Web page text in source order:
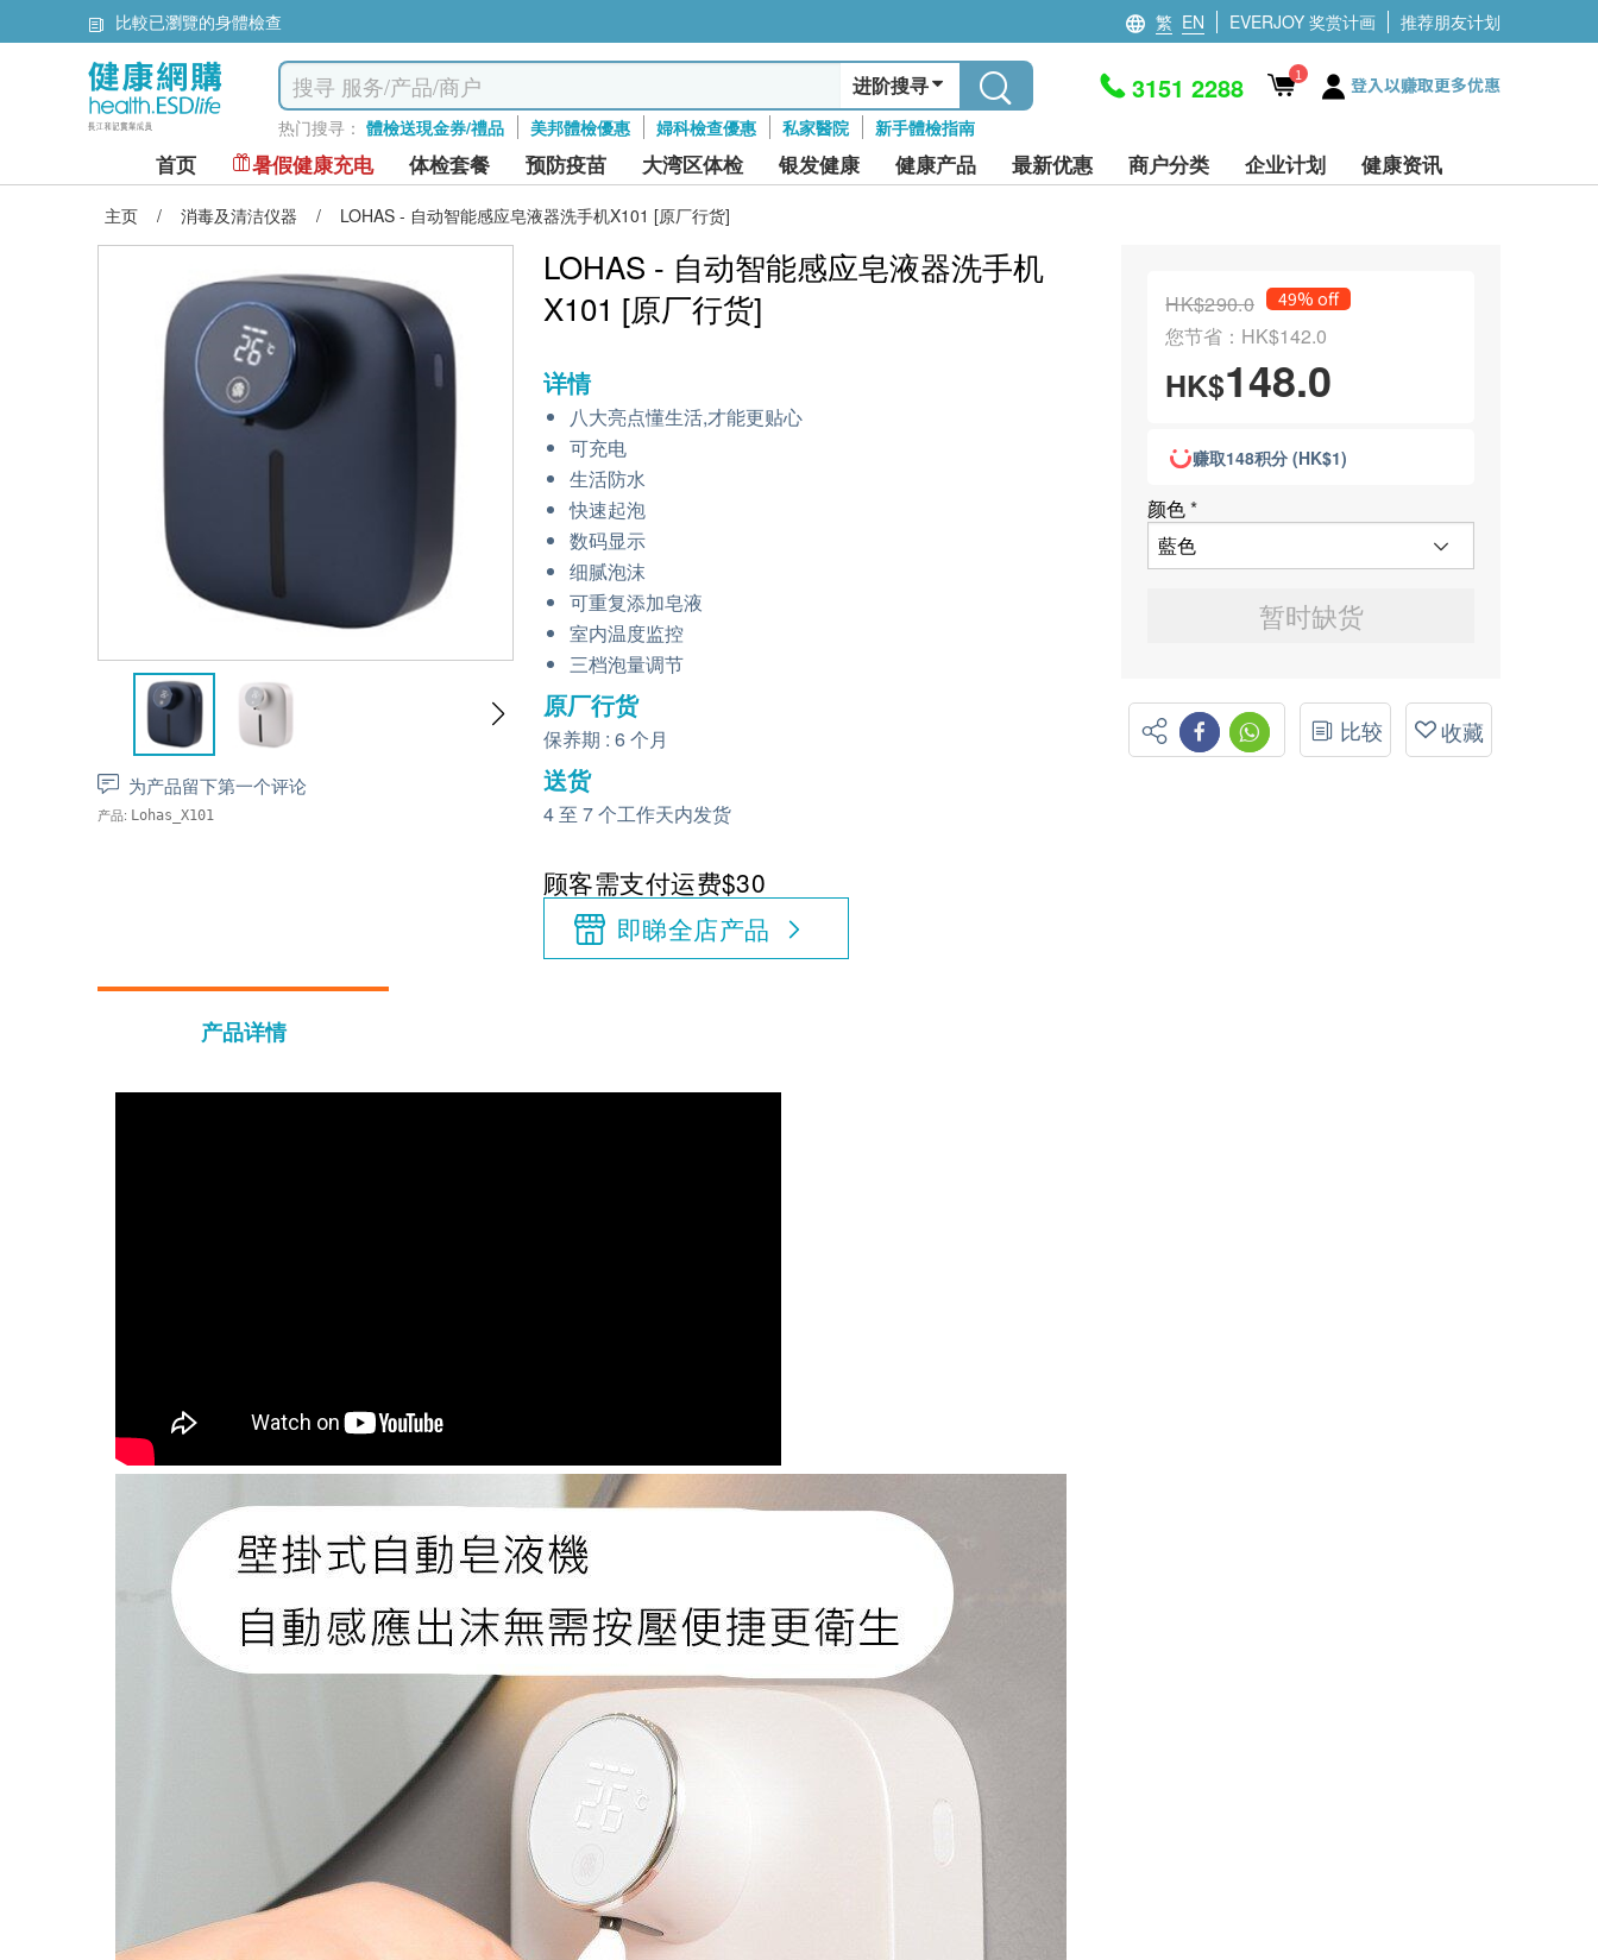
首次驗身指引及推介 繁 EN EVERJOY 奖赏计画 推荐朋友计划
进阶搜寻
热门搜寻： 體檢送現金券/禮品 美邦體檢優惠 婦科檢查優惠 私家醫院 新手體檢指南
3151 2288 1 登入以赚取更多优惠
首页 暑假健康充电 体检套餐 预防疫苗 大湾区体检 银发健康 健康产品 最新优惠 商户分类 企业计划 健康资讯
主页 / 消毒及清洁仪器 / LOHAS - 自动智能感应皂液器洗手机X101 [原厂行货]
为产品留下第一个评论
产品: Lohas_X101
LOHAS - 自动智能感应皂液器洗手机
X101 [原厂行货]
详情
八大亮点懂生活,才能更贴心
可充电
生活防水
快速起泡
数码显示
细腻泡沫
可重复添加皂液
室内温度监控
三档泡量调节
原厂行货
保养期 : 6 个月
送货
4 至 7 个工作天内发货
顾客需支付运费$30
即睇全店产品
HK$290.0 49% off
您节省：HK$142.0
HK$148.0
赚取148积分 (HK$1)
颜色*
暂时缺货
比较 收藏
产品详情